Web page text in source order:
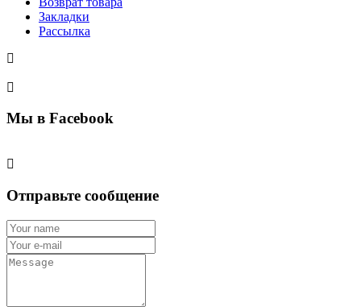
Закладки
Рассылка
Мы в Facebook
Отправьте сообщение